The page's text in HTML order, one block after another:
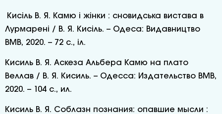
Кисіль В. Я. Камю і жінки : сновидська вистава в
Лурмарені / В. Я. Кисіль. – Одеса: Видавництво
ВМВ, 2020. – 72 с., іл.
Кисиль В. Я. Аскеза Альбера Камю на плато
Веллав / В. Я. Кисиль. – Одесса: Издательство ВМВ,
2020. – 104 с., ил.
Кисиль В. Я. Соблазн познания: опавшие мысли :